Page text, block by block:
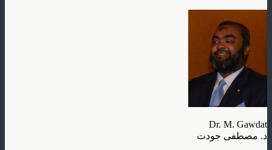
Dr. M. Gawdat
د. مصطفى جودت